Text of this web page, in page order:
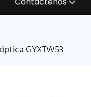
GYXTW53